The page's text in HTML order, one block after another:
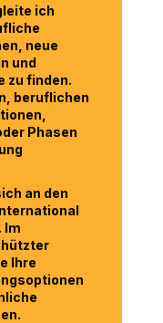
ich
neue
und
zu finden.
beruflichen
Phasen
an den
Im
Ihre